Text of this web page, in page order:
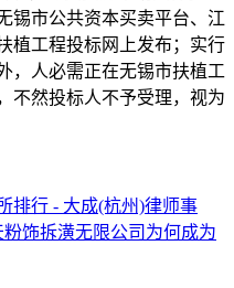
锡市公共资本买卖平台、江
植工程投标网上发布；实行
，人必需正在无锡市扶植工
不然投标人不予受理，视为
排行 - 大成(杭州)律师事
饰拆潢无限公司为何成为